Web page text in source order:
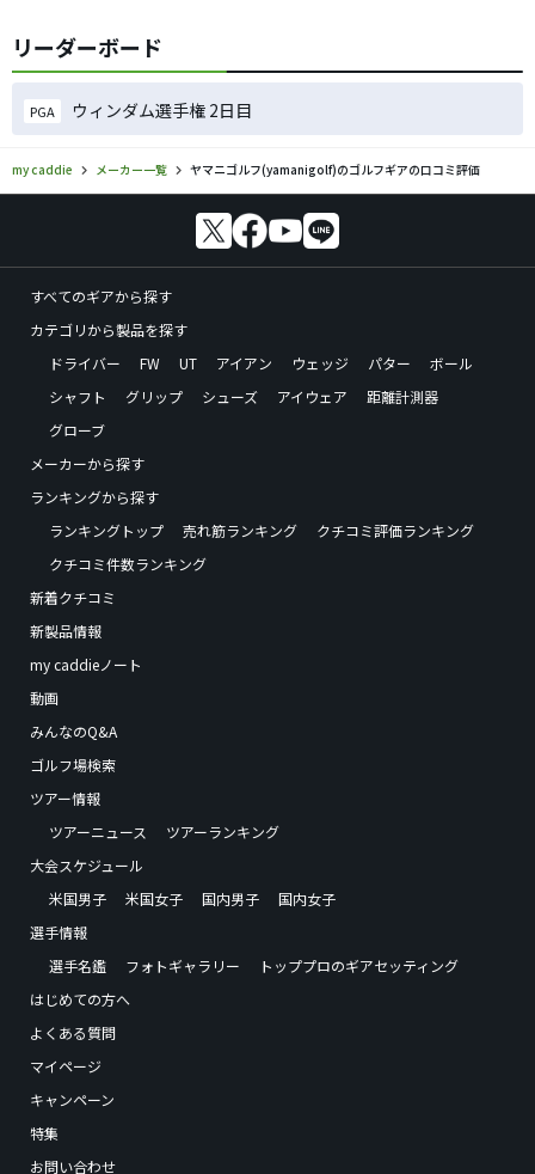
リーダーボード
PGA ウィンダム選手権 2日目
my caddie メーカー一覧 ヤマニゴルフ(yamanigolf)のゴルフギアの口コミ評価
すべてのギアから探す
カテゴリから製品を探す
ドライバー
FW UT アイアン ウェッジ パター
ボール
シャフト
グリップ シューズ アイウェア
距離計測器
グローブ
メーカーから探す
ランキングから探す
ランキングトップ
売れ筋ランキング
クチコミ評価ランキング
クチコミ件数ランキング
新着クチコミ
新製品情報
my caddieノート
動画
みんなのQ&A
ゴルフ場検索
ツアー情報
ツアーニュース
ツアーランキング
大会スケジュール
米国男子
米国女子 国内男子
国内女子
選手情報
選手名鑑
フォトギャラリー
トッププロのギアセッティング
はじめての方へ
よくある質問
マイページ
キャンペーン
特集
お問い合わせ